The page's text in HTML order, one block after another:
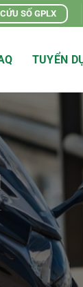
SỐ GPLX
TUYỂN